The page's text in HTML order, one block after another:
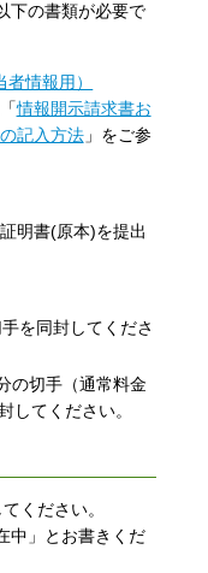
下の書類が必要で
情報用）
情報開示請求書お
記入方法」をご参
明書(原本)を提出
を同封してくださ
の切手（通常料金
してください。
ください。
中」とお書きくだ